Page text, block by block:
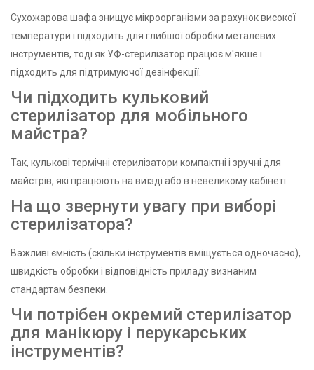
Сухожарова шафа знищує мікроорганізми за рахунок високої
температури і підходить для глибшої обробки металевих
інструментів, тоді як УФ-стерилізатор працює м'якше і
підходить для підтримуючої дезінфекції.
Чи підходить кульковий
стерилізатор для мобільного
майстра?
Так, кулькові термічні стерилізатори компактні і зручні для
майстрів, які працюють на виїзді або в невеликому кабінеті.
На що звернути увагу при виборі
стерилізатора?
Важливі ємність (скільки інструментів вміщується одночасно),
швидкість обробки і відповідність приладу визнаним
стандартам безпеки.
Чи потрібен окремий стерилізатор
для манікюру і перукарських
інструментів?